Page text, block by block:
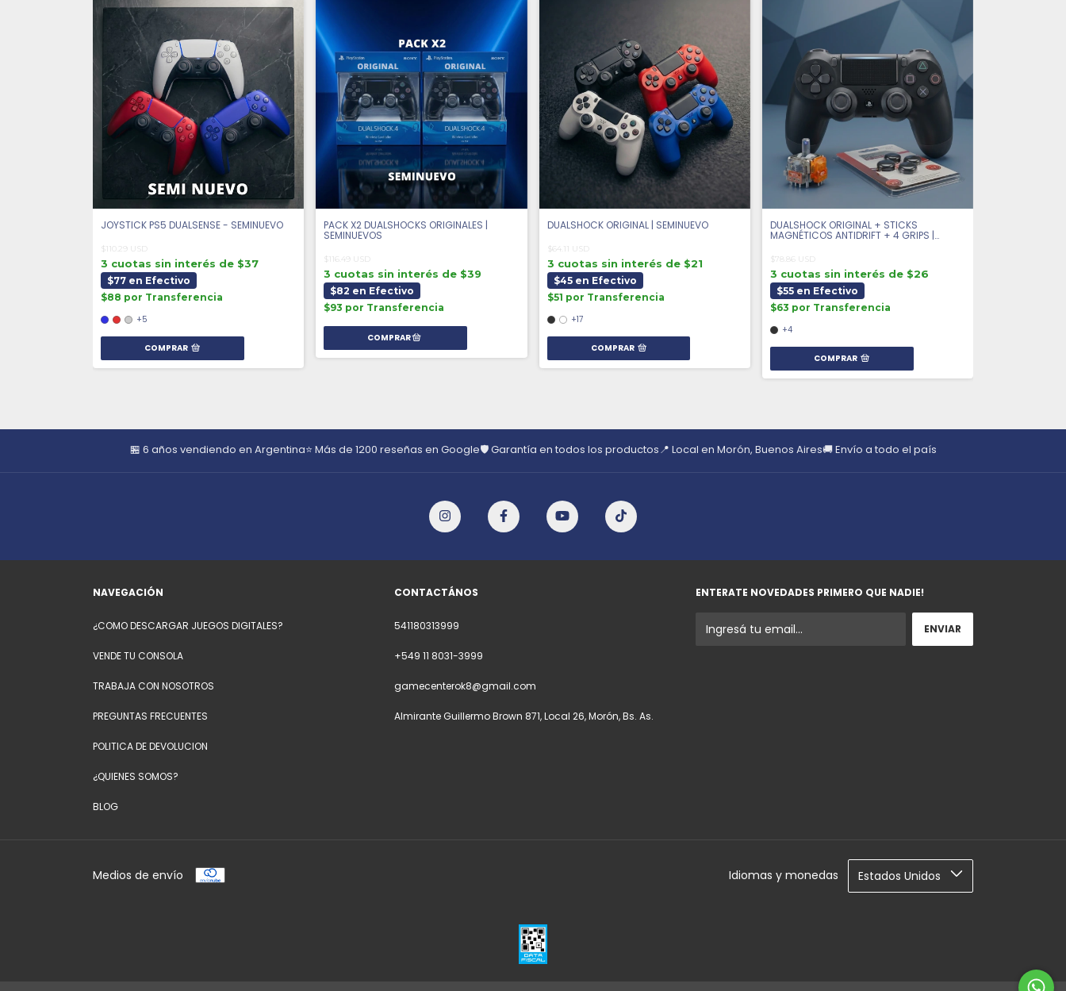
JOYSTICK PS5 DUALSENSE - SEMINUEVO
$110.29 USD
3 cuotas sin interés de $37
$77 en Efectivo
$88 por Transferencia
+5
COMPRAR
PACK X2 DUALSHOCKS ORIGINALES |
SEMINUEVOS
$116.49 USD
3 cuotas sin interés de $39
$82 en Efectivo
$93 por Transferencia
DUALSHOCK ORIGINAL | SEMINUEVO
$64.11 USD
3 cuotas sin interés de $21
$45 en Efectivo
$51 por Transferencia
+17
COMPRAR
DUALSHOCK ORIGINAL + STICKS
MAGNÉTICOS ANTIDRIFT + 4 GRIPS |
$78.86 USD
3 cuotas sin interés de $26
$55 en Efectivo
$63 por Transferencia
+4
COMPRAR
🏪 6 años vendiendo en Argentina⭐ Más de 1200 reseñas en Google🛡️ Garantía en todos los productos📍 Local en Morón, Buenos Aires🚚 Envío a todo el país
NAVEGACIÓN
¿COMO DESCARGAR JUEGOS DIGITALES?
VENDE TU CONSOLA
TRABAJA CON NOSOTROS
PREGUNTAS FRECUENTES
POLITICA DE DEVOLUCION
¿QUIENES SOMOS?
BLOG
CONTACTÁNOS
541180313999
+549 11 8031-3999
gamecenterok8@gmail.com
Almirante Guillermo Brown 871, Local 26, Morón, Bs. As.
ENTERATE NOVEDADES PRIMERO QUE NADIE!
Medios de envío Idiomas y monedas